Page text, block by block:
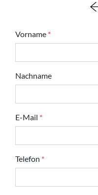
Vorname *
Nachname
E-Mail *
Telefon *